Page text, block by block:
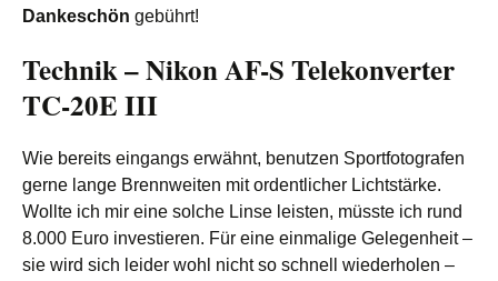
Dankeschön gebührt!
Technik – Nikon AF-S Telekonverter
TC-20E III
Wie bereits eingangs erwähnt, benutzen Sportfotografen
gerne lange Brennweiten mit ordentlicher Lichtstärke.
Wollte ich mir eine solche Linse leisten, müsste ich rund
8.000 Euro investieren. Für eine einmalige Gelegenheit –
sie wird sich leider wohl nicht so schnell wiederholen –